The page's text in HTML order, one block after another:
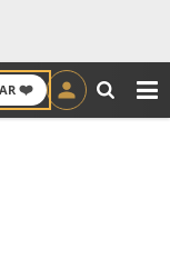
❤️